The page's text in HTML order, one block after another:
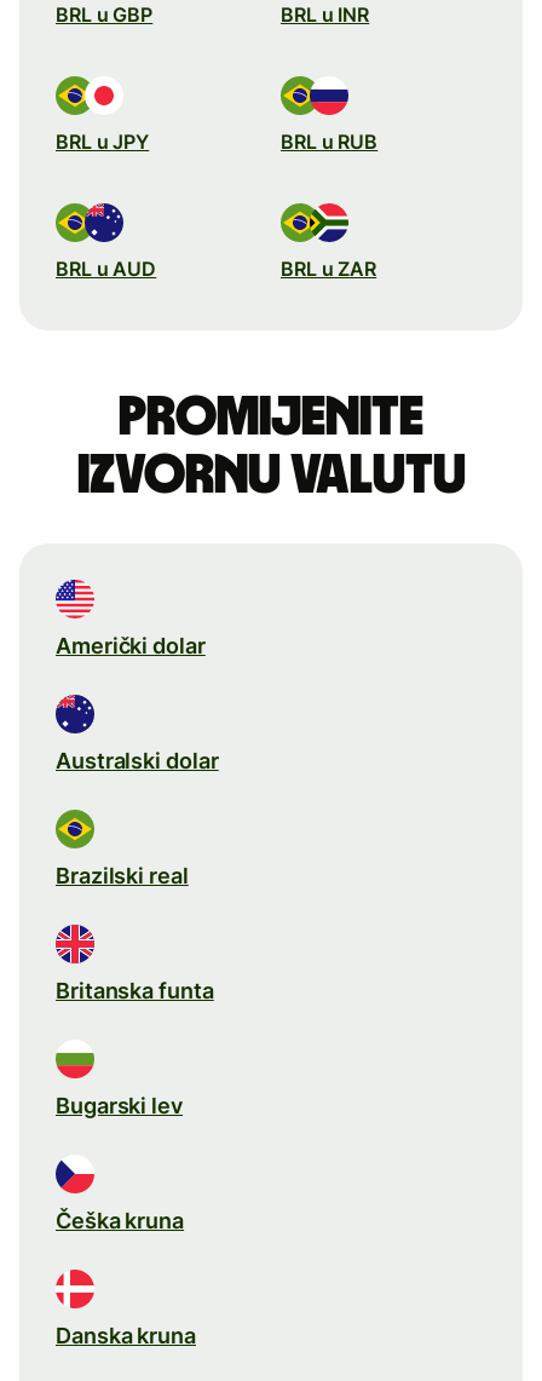
BRL u GBP BRL u INR
BRL u JPY BRL u RUB
BRL u AUD BRL u ZAR
Promijenite
izvornu valutu
Američki dolar
Australski dolar
Brazilski real
Britanska funta
Bugarski lev
Češka kruna
Danska kruna